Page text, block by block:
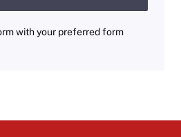
with your preferred form